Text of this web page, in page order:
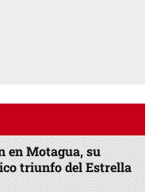
en Motagua, su
triunfo del Estrella